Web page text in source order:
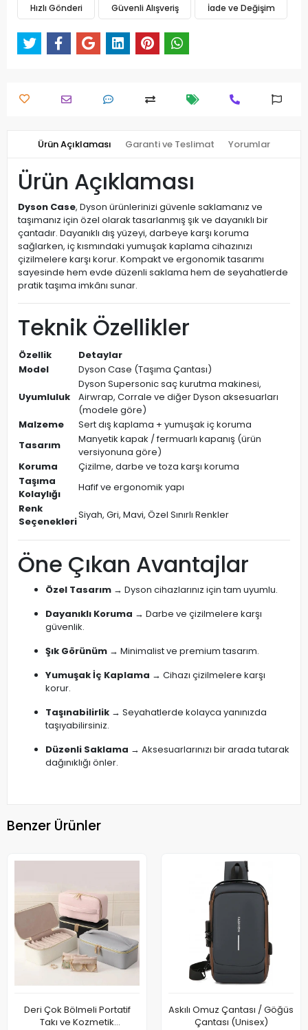
Hızlı Gönderi Güvenli Alışveriş İade ve Değişim
Ürün Açıklaması Garanti ve Teslimat Yorumlar
Ürün Açıklaması
Dyson Case, Dyson ürünlerinizi güvenle saklamanız ve
taşımanız için özel olarak tasarlanmış şık ve dayanıklı bir
çantadır. Dayanıklı dış yüzeyi, darbeye karşı koruma
sağlarken, iç kısmındaki yumuşak kaplama cihazınızı
çizilmelere karşı korur. Kompakt ve ergonomik tasarımı
sayesinde hem evde düzenli saklama hem de seyahatlerde
pratik taşıma imkânı sunar.
Teknik Özellikler
Özellik
Detaylar
Model
Dyson Case (Taşıma Çantası)
Uyumluluk
Dyson Supersonic saç kurutma makinesi,
Airwrap, Corrale ve diğer Dyson aksesuarları
(modele göre)
Malzeme
Sert dış kaplama + yumuşak iç koruma
Tasarım
Manyetik kapak / fermuarlı kapanış (ürün
versiyonuna göre)
Koruma
Çizilme, darbe ve toza karşı koruma
Taşıma
Kolaylığı
Hafif ve ergonomik yapı
Renk
Seçenekleri
Siyah, Gri, Mavi, Özel Sınırlı Renkler
Öne Çıkan Avantajlar
Özel Tasarım → Dyson cihazlarınız için tam uyumlu.
Dayanıklı Koruma → Darbe ve çizilmelere karşı
güvenlik.
Şık Görünüm → Minimalist ve premium tasarım.
Yumuşak İç Kaplama → Cihazı çizilmelere karşı
korur.
Taşınabilirlik → Seyahatlerde kolayca yanınızda
taşıyabilirsiniz.
Düzenli Saklama → Aksesuarlarınızı bir arada tutarak
dağınıklığı önler.
Benzer Ürünler
Deri Çok Bölmeli Portatif
Takı ve Kozmetik
Askılı Omuz Çantası / Göğüs
Çantası (Unisex)